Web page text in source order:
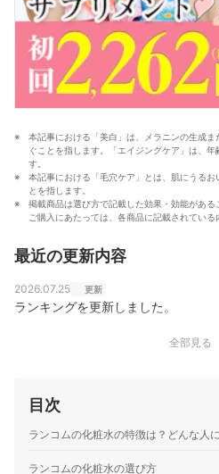
本記事における「美白」は、メラニンの生成
ぐことを指します。「エイジングケア」は、
す。
本記事における「毛穴ケア」とは、肌にうるお
とを指します。
掲載商品は選び方で記載した効果・効能がある
ご購入にあたっては、各商品に記載されている
最近の更新内容
2026.07.25 更新
ランキングを更新しました。
全部見る
目次
ランコムの化粧水の特徴は？どんな人
ランコムの化粧水の選び方